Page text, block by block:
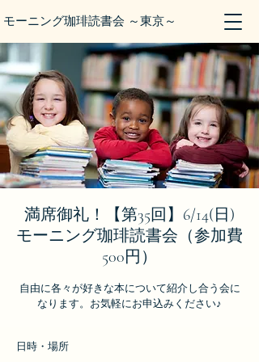
モーニング珈琲読書会 ～東京～
満席御礼！【第35回】6/14(日)
モーニング珈琲読書会（参加費
500円）
自由に各々が好きな本について紹介し合う会に
なります。お気軽にお申込みください♪
日時・場所